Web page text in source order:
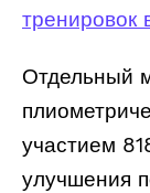
тренировок
Отдельный
участием
улучшения